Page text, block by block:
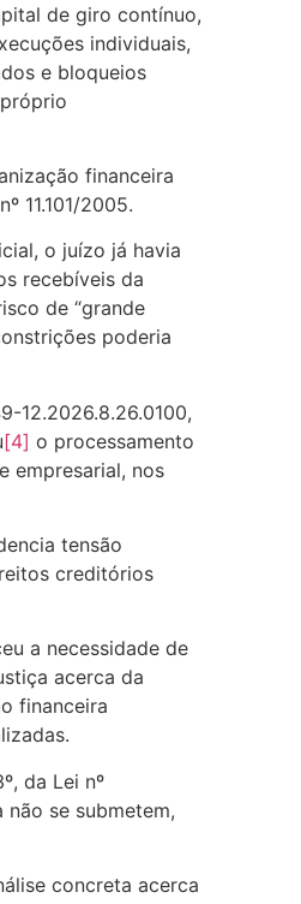
de giro contínuo,
individuais,
e bloqueios
financeira
11.101/2005.
o juízo já havia
recebíveis da
de “grande
poderia
12.2026.8.26.0100,
[4] o processamento
empresarial, nos
tensão
creditórios
a necessidade de
acerca da
financeira
da Lei nº
se submetem,
concreta acerca